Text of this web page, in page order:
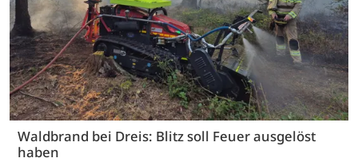
Waldbrand bei Dreis: Blitz soll Feuer ausgelöst
haben